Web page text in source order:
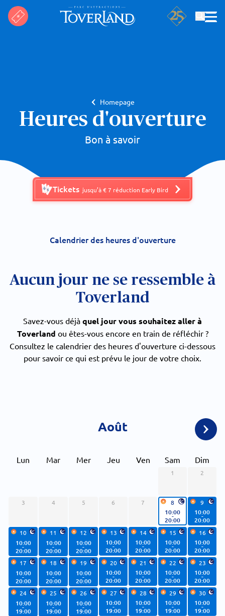
Homepage
Heures d'ouverture
Bon à savoir
Tickets jusqu’à € 7 réduction Early Bird
Calendrier des heures d'ouverture
Aucun jour ne se ressemble à
Toverland
Savez-vous déjà quel jour vous souhaitez aller à
Toverland ou êtes-vous encore en train de réfléchir ?
Consultez le calendrier des heures d'ouverture ci-dessous
pour savoir ce qui est prévu le jour de votre choix.
Août
Lun Mar Mer Jeu Ven Sam Dim
1 2
3 4 5 6 7 8
10:00
-
20:00
9
10:00
-
20:00
10
10:00
-
20:00
11
10:00
-
20:00
12
10:00
-
20:00
13
10:00
-
20:00
14
10:00
-
20:00
15
10:00
-
20:00
16
10:00
-
20:00
17
10:00
-
20:00
18
10:00
-
20:00
19
10:00
-
20:00
20
10:00
-
20:00
21
10:00
-
20:00
22
10:00
-
20:00
23
10:00
-
20:00
24
10:00
-
19:00
25
10:00
-
19:00
26
10:00
-
19:00
27
10:00
-
19:00
28
10:00
-
19:00
29
10:00
-
19:00
30
10:00
-
19:00